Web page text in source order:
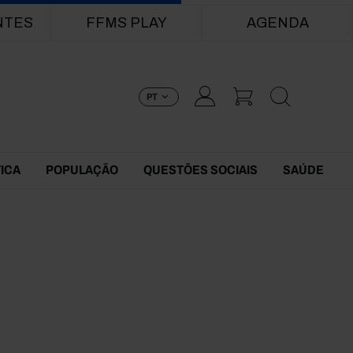
FFMS PLAY AGENDA
PT
POPULAÇÃO QUESTÕES SOCIAIS SAÚDE